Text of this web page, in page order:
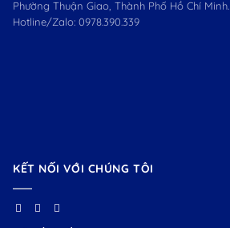
Phường Thuận Giao, Thành Phố Hồ Chí Minh.
Hotline/Zalo: 0978.390.339
KẾT NỐI VỚI CHÚNG TÔI